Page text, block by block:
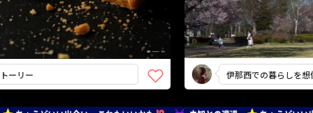
ー 伊那西での暮らしを想像し